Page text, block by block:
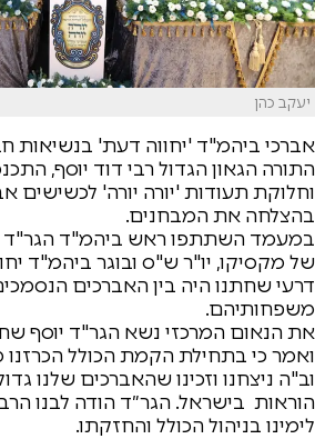
יעקב כהן
אברכי ביהמ"ד 'יחווה דעת' בנשיאות
התורה הגאון הגדול רבי דוד יוסף,
וחלוקת תעודות 'יורה יורה' לכשישים
בהצלחה את המבחנים.
במעמד השתתפו ראש ביהמ"ד הגר"ד
של מקסיקו, יו"ר ש"ס ובוגר ביהמ"ד
דרעי שחתנו היה בין האברכים
משפחותיהם.
את הנאום המרכזי נשא הגר"ד יוסף
ואמר כי בתחילת הקמת הכולל הכרזנו
וב"ה ניצחנו וזכינו שהאברכים שלנו
הוראות בישראל. הגר״ד הודה לבנו
לימינו בניהול הכולל והחזקתו.